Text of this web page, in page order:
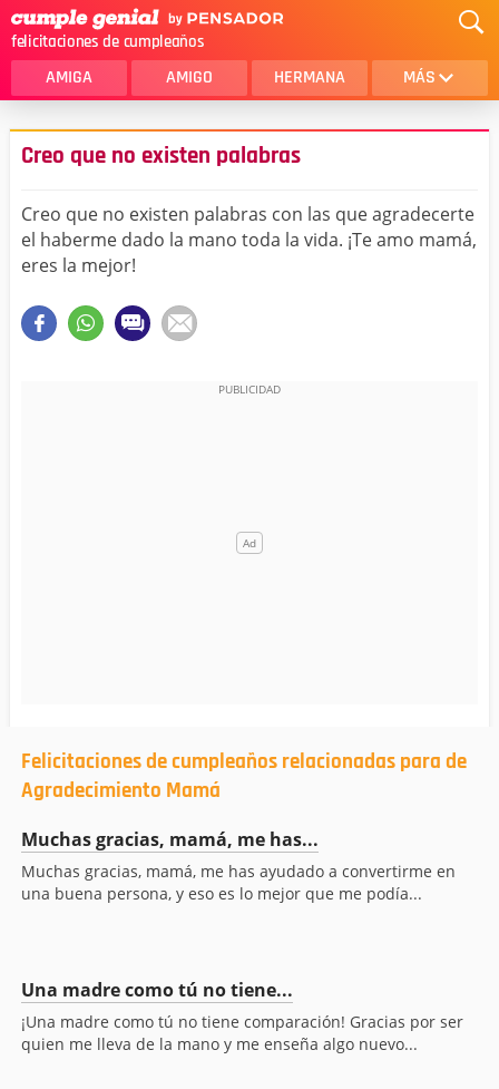
felicitaciones de cumpleaños
AMIGA AMIGO HERMANA MÁS
MAMA
AMOR
SOBRINA
HIJA
HERMANO
NOVIA
Creo que no existen palabras
Creo que no existen palabras con las que agradecerte
el haberme dado la mano toda la vida. ¡Te amo mamá,
eres la mejor!
Felicitaciones de cumpleaños relacionadas para de
Agradecimiento Mamá
Muchas gracias, mamá, me has...
Muchas gracias, mamá, me has ayudado a convertirme en
una buena persona, y eso es lo mejor que me podía...
Una madre como tú no tiene...
¡Una madre como tú no tiene comparación! Gracias por ser
quien me lleva de la mano y me enseña algo nuevo...